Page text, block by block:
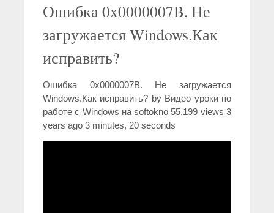
Ошибка 0x0000007B. Не
загружается Windows.Как
исправить?
Ошибка 0x0000007B. Не загружается
Windows.Как исправить? by Видео уроки по
работе с Windows на softokno 55,199 views 3
years ago 3 minutes, 20 seconds